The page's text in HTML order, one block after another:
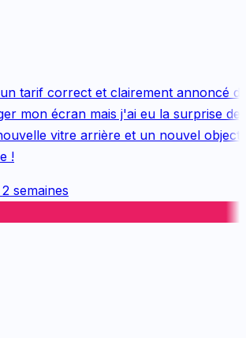
tarif correct et clairement annoncé
mon écran mais j'ai eu la surprise de
vitre arrière et un nouvel objectif,
semaines